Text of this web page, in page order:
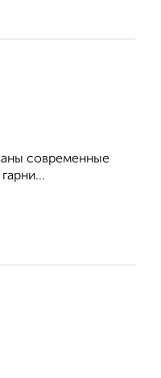
современные